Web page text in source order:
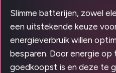
Slimme batterijen, zowel
een uitstekende keuze
energieverbruik willen
besparen. Door energie op
goedkoopst is en deze te